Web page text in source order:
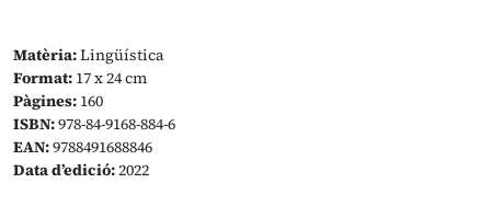
Matèria:Lingüística
Format: 17 x 24 cm
Pàgines: 160
ISBN:978-84-9168-884-6
EAN:9788491688846
Data d’edició:2022